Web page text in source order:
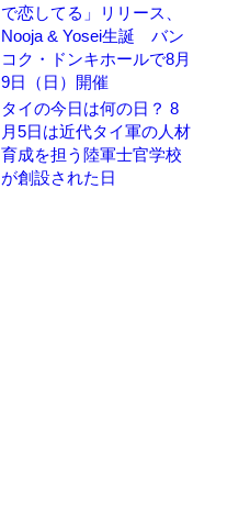
で恋してる」リリース、
Nooja & Yosei生誕 バン
コク・ドンキホールで8月
9日（日）開催
タイの今日は何の日？ 8
月5日は近代タイ軍の人材
育成を担う陸軍士官学校
が創設された日